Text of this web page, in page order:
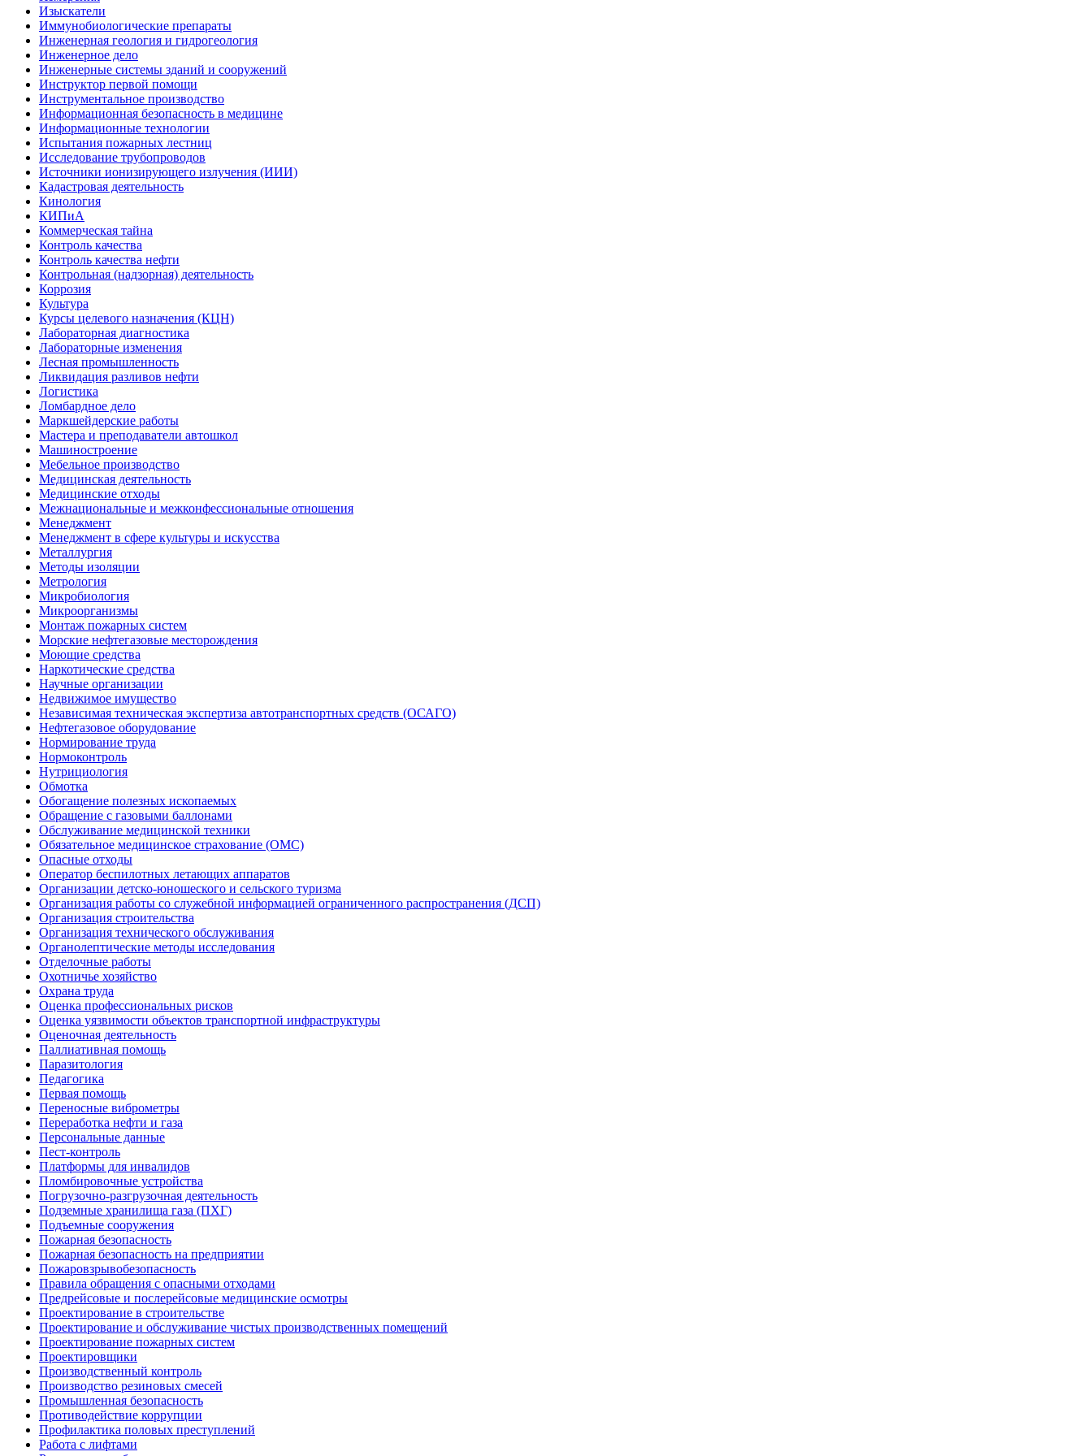
Изыскатели
Иммунобиологические препараты
Инженерная геология и гидрогеология
Инженерное дело
Инженерные системы зданий и сооружений
Инструктор первой помощи
Инструментальное производство
Информационная безопасность в медицине
Информационные технологии
Испытания пожарных лестниц
Исследование трубопроводов
Источники ионизирующего излучения (ИИИ)
Кадастровая деятельность
Кинология
КИПиА
Коммерческая тайна
Контроль качества
Контроль качества нефти
Контрольная (надзорная) деятельность
Коррозия
Культура
Курсы целевого назначения (КЦН)
Лабораторная диагностика
Лабораторные изменения
Лесная промышленность
Ликвидация разливов нефти
Логистика
Ломбардное дело
Маркшейдерские работы
Мастера и преподаватели автошкол
Машиностроение
Мебельное производство
Медицинская деятельность
Медицинские отходы
Межнациональные и межконфессиональные отношения
Менеджмент
Менеджмент в сфере культуры и искусства
Металлургия
Методы изоляции
Метрология
Микробиология
Микроорганизмы
Монтаж пожарных систем
Морские нефтегазовые месторождения
Моющие средства
Наркотические средства
Научные организации
Недвижимое имущество
Независимая техническая экспертиза автотранспортных средств (ОСАГО)
Нефтегазовое оборудование
Нормирование труда
Нормоконтроль
Нутрициология
Обмотка
Обогащение полезных ископаемых
Обращение с газовыми баллонами
Обслуживание медицинской техники
Обязательное медицинское страхование (ОМС)
Опасные отходы
Оператор беспилотных летающих аппаратов
Организации детско-юношеского и сельского туризма
Организация работы со служебной информацией ограниченного распространения (ДСП)
Организация строительства
Организация технического обслуживания
Органолептические методы исследования
Отделочные работы
Охотничье хозяйство
Охрана труда
Оценка профессиональных рисков
Оценка уязвимости объектов транспортной инфраструктуры
Оценочная деятельность
Паллиативная помощь
Паразитология
Педагогика
Первая помощь
Переносные виброметры
Переработка нефти и газа
Персональные данные
Пест-контроль
Платформы для инвалидов
Пломбировочные устройства
Погрузочно-разгрузочная деятельность
Подземные хранилища газа (ПХГ)
Подъемные сооружения
Пожарная безопасность
Пожарная безопасность на предприятии
Пожаровзрывобезопасность
Правила обращения с опасными отходами
Предрейсовые и послерейсовые медицинские осмотры
Проектирование в строительстве
Проектирование и обслуживание чистых производственных помещений
Проектирование пожарных систем
Проектировщики
Производственный контроль
Производство резиновых смесей
Промышленная безопасность
Противодействие коррупции
Профилактика половых преступлений
Работа с лифтами